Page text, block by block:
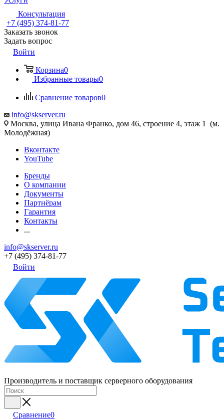
Консультация
+7 (495) 374-81-77
Заказать звонок
Задать вопрос
Войти
Корзина0
Избранные товары0
Сравнение товаров0
info@skserver.ru
Москва, улица Ивана Франко, дом 46, строение 4, этаж 1 (м.
Молодёжная)
Вконтакте
YouTube
Бренды
О компании
Документы
Партнёрам
Гарантия
Контакты
...
info@skserver.ru
+7 (495) 374-81-77
Войти
Производитель и поставщик серверного оборудования
Сравнение0